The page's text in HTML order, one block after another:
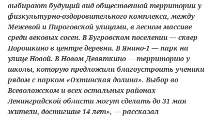
выбирают будущий вид общественной территории у
физкультурно-оздоровительного комплекса, между
Межевой и Пироговской улицами, в лесном массиве
среди вековых сосен. В Бугровском поселении — сквер
Порошкино в центре деревни. В Янино-1 — парк на
улице Новой. В Новом Девяткино — территорию у
школы, которую предложили благоустроить ученики
рядом с парком «Охтинская долина». Выбор во
Всеволожском и всех остальных районах
Ленинградской области могут сделать до 31 мая
жители, достигшие 14 лет», — рассказал